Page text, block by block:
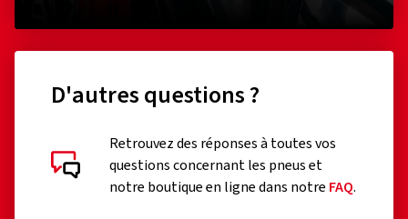
D'autres questions ?
Retrouvez des réponses à toutes vos
questions concernant les pneus et
notre boutique en ligne dans notre FAQ.